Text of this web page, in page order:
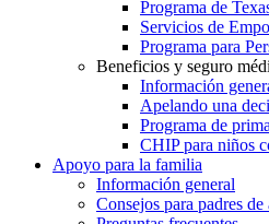
Programa de
Servicios de
Programa para
Beneficios y seguro
Información
Apelando una
Programa de
CHIP para niños
Apoyo para la familia
Información general
Consejos para padres